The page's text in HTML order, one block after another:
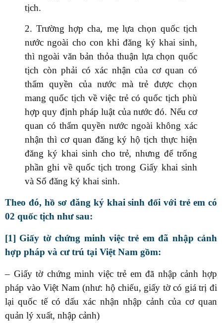
tịch.
2. Trường hợp cha, mẹ lựa chọn quốc tịch
nước ngoài cho con khi đăng ký khai sinh,
thì ngoài văn bản thỏa thuận lựa chọn quốc
tịch còn phải có xác nhận của cơ quan có
thẩm quyền của nước mà trẻ được chọn
mang quốc tịch về việc trẻ có quốc tịch phù
hợp quy định pháp luật của nước đó. Nếu cơ
quan có thẩm quyền nước ngoài không xác
nhận thì cơ quan đăng ký hộ tịch thực hiện
đăng ký khai sinh cho trẻ, nhưng để trống
phần ghi về quốc tịch trong Giấy khai sinh
và Sổ đăng ký khai sinh.
Theo đó, hồ sơ đăng ký khai sinh đối với trẻ em có
02 quốc tịch như sau:
[1] Giấy tờ chứng minh việc trẻ em đã nhập cảnh
hợp pháp và cư trú tại Việt Nam gồm:
– Giấy tờ chứng minh việc trẻ em đã nhập cảnh hợp
pháp vào Việt Nam (như: hộ chiếu, giấy tờ có giá trị đi
lại quốc tế có dấu xác nhận nhập cảnh của cơ quan
quản lý xuất, nhập cảnh)